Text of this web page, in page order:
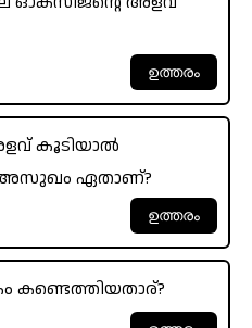
കൂടിയാൽ
അസുഖം ഏതാണ്?